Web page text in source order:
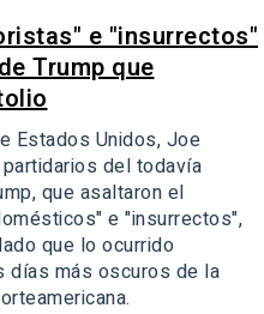
e "insurrectos"
Trump que
Estados Unidos, Joe
del todavía
que asaltaron el
e "insurrectos",
que lo ocurrido
días más oscuros de la